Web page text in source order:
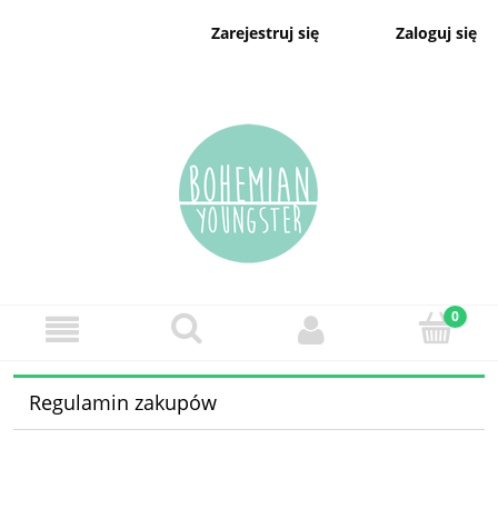
Zarejestruj się Zaloguj się
Regulamin zakupów